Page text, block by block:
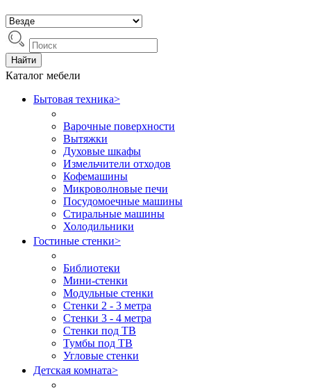
Найти
Каталог мебели
Бытовая техника>
Варочные поверхности
Вытяжки
Духовые шкафы
Измельчители отходов
Кофемашины
Микроволновые печи
Посудомоечные машины
Стиральные машины
Холодильники
Гостиные стенки>
Библиотеки
Мини-стенки
Модульные стенки
Стенки 2 - 3 метра
Стенки 3 - 4 метра
Стенки под ТВ
Тумбы под ТВ
Угловые стенки
Детская комната>